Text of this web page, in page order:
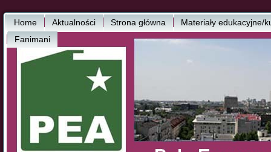
Home Aktualności Strona główna
Materiały edukacyjne/
Fanimani